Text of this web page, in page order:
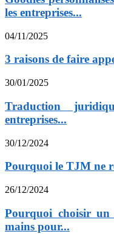
les entreprises...
04/11/2025
3 raisons de faire
30/01/2025
Traduction
entreprises...
30/12/2024
Pourquoi le TJM ne
26/12/2024
Pourquoi choisir un
mains pour...